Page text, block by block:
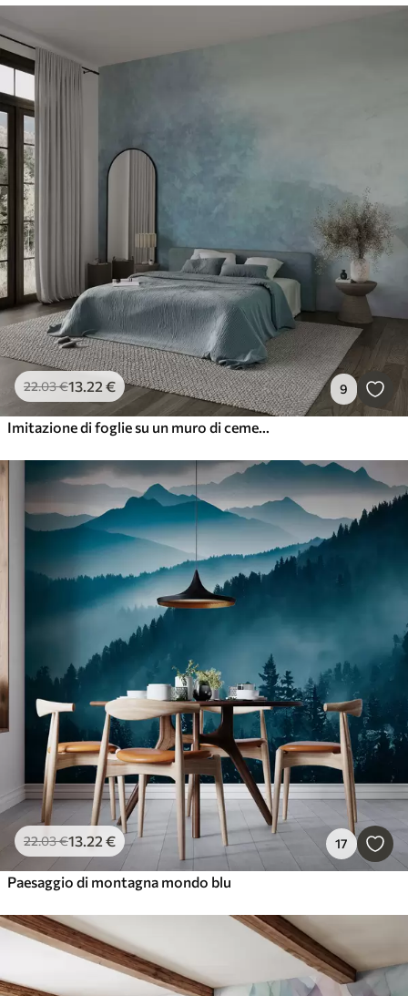
22.03€13.22 € 9
Imitazione di foglie su un muro di cemento
22.03€13.22 € 17
Paesaggio di montagna mondo blu